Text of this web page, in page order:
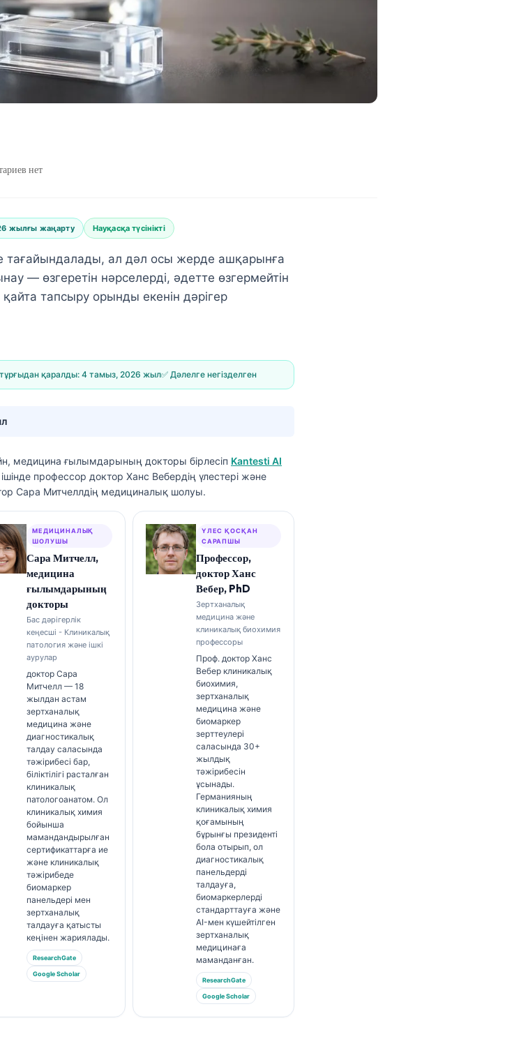
нет
жылғы жаңарту Науқасқа түсінікті
тағайындалады, ал дәл осы жерде ашқарынға
— өзгеретін нәрселерді, әдетте өзгермейтін
тапсыру орынды екенін дәрігер
қаралды: 4 тамыз, 2026 жыл✅ Дәлелге негізделген
медицина ғылымдарының докторы бірлесіп Kantesti AI
профессор доктор Ханс Вебердің үлестері және
Сара Митчеллдің медициналық шолуы.
МЕДИЦИНАЛЫҚ
ШОЛУШЫ
Сара Митчелл,
медицина
ғылымдарының
докторы
Бас дәрігерлік
кеңесші - Клиникалық
патология және ішкі
аурулар
доктор Сара
Митчелл — 18
жылдан астам
зертханалық
медицина және
диагностикалық
талдау саласында
тәжірибесі бар,
біліктілігі расталған
клиникалық
патологоанатом. Ол
клиникалық химия
бойынша
мамандандырылған
сертификаттарға ие
және клиникалық
тәжірибеде
биомаркер
панельдері мен
зертханалық
талдауға қатысты
кеңінен жариялады.
ResearchGate
Google Scholar
ҮЛЕС ҚОСҚАН
САРАПШЫ
Профессор,
доктор Ханс
Вебер, PhD
Зертханалық
медицина және
клиникалық биохимия
профессоры
Проф. доктор Ханс
Вебер клиникалық
биохимия,
зертханалық
медицина және
биомаркер
зерттеулері
саласында 30+
жылдық
тәжірибесін
ұсынады.
Германияның
клиникалық химия
қоғамының
бұрынғы президенті
бола отырып, ол
диагностикалық
панельдерді
талдауға,
биомаркерлерді
стандарттауға және
AI-мен күшейтілген
зертханалық
медицинаға
маманданған.
ResearchGate
Google Scholar